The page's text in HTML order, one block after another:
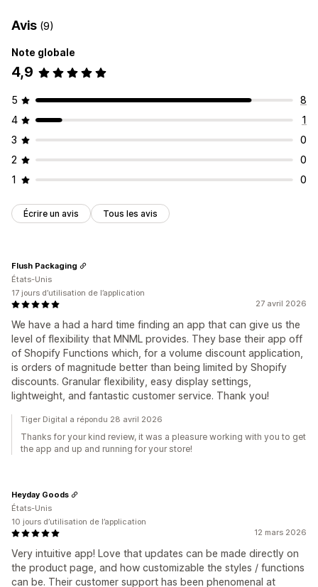
Avis (9)
Note globale
4,9
5
8
4
1
3
0
2
0
1
0
Écrire un avis Tous les avis
27 avril 2026
We have a had a hard time finding an app that can give us the
level of flexibility that MNML provides. They base their app off
of Shopify Functions which, for a volume discount application,
is orders of magnitude better than being limited by Shopify
discounts. Granular flexibility, easy display settings,
lightweight, and fantastic customer service. Thank you!
Flush Packaging
États-Unis
17 jours d’utilisation de l’application
Tiger Digital a répondu 28 avril 2026
Thanks for your kind review, it was a pleasure working with you to get
the app and up and running for your store!
12 mars 2026
Very intuitive app! Love that updates can be made directly on
the product page, and how customizable the styles / functions
can be. Their customer support has been phenomenal at
Heyday Goods
États-Unis
10 jours d’utilisation de l’application